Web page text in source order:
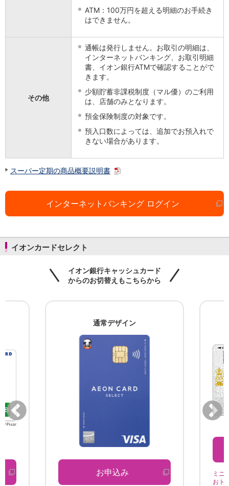
ATM：100万円を超える明細のお手続き
はできません。
その他
通帳は発行しません。お取引の明細は、
インターネットバンキング、お取引明細
書、イオン銀行ATMで確認することがで
きます。
少額貯蓄非課税制度（マル優）のご利用
は、店舗のみとなります。
預金保険制度の対象です。
預入口数によっては、追加でお預入れで
きない場合があります。
スーパー定期の商品概要説明書
インターネットバンキング ログイン
イオンカードセレクト
イオン銀行キャッシュカード
からのお切替えもこちらから
通常デザイン
お申込み
ミニ
おト